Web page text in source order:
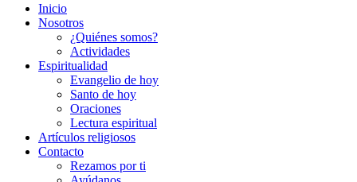
Inicio
Nosotros
¿Quiénes somos?
Actividades
Espiritualidad
Evangelio de hoy
Santo de hoy
Oraciones
Lectura espiritual
Artículos religiosos
Contacto
Rezamos por ti